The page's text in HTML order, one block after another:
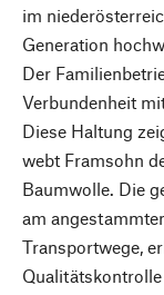
im
Generation
Der
Verbundenheit
Diese Haltung
webt Framsohn
Baumwolle. Die
am
Transportwege,